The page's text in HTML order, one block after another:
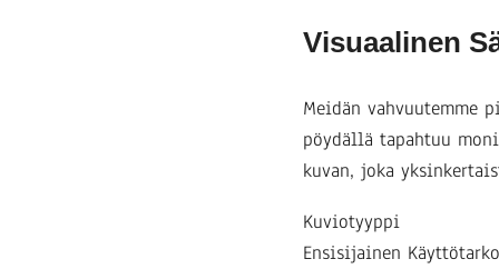
Visuaalinen
Meidän vahvuutemme
pöydällä tapahtuu
kuvan, joka
Kuviotyyppi
Ensisijainen